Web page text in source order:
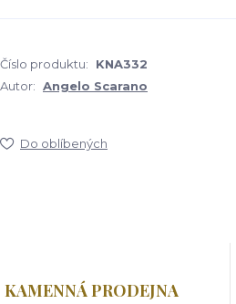
Číslo produktu: KNA332
Autor: Angelo Scarano
Do oblíbených
KAMENNÁ PRODEJNA